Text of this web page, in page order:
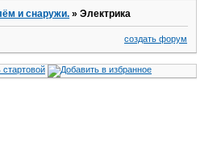
и снаружи. »Электрика
создать форум